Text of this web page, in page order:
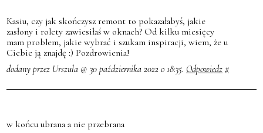
Kasiu, czy jak skończysz remont to pokazałabyś, jakie
zasłony i rolety zawiesiłaś w oknach? Od kilku miesięcy
mam problem, jakie wybrać i szukam inspiracji, wiem, że u
Ciebie ją znajdę :) Pozdrowienia!
dodany przez Urszula @ 30 października 2022 o 18:35. Odpowiedz #
w końcu ubrana a nie przebrana